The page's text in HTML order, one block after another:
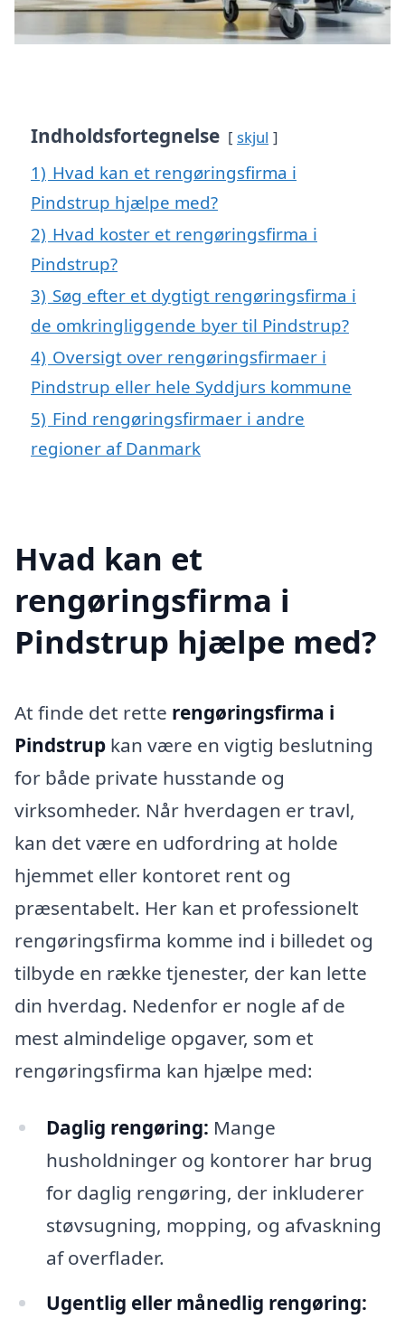
Indholdsfortegnelse skjul
1) Hvad kan et rengøringsfirma i
Pindstrup hjælpe med?
2) Hvad koster et rengøringsfirma i
Pindstrup?
3) Søg efter et dygtigt rengøringsfirma i
de omkringliggende byer til Pindstrup?
4) Oversigt over rengøringsfirmaer i
Pindstrup eller hele Syddjurs kommune
5) Find rengøringsfirmaer i andre
regioner af Danmark
Hvad kan et
rengøringsfirma i
Pindstrup hjælpe med?
At finde det rette rengøringsfirma i
Pindstrup kan være en vigtig beslutning
for både private husstande og
virksomheder. Når hverdagen er travl,
kan det være en udfordring at holde
hjemmet eller kontoret rent og
præsentabelt. Her kan et professionelt
rengøringsfirma komme ind i billedet og
tilbyde en række tjenester, der kan lette
din hverdag. Nedenfor er nogle af de
mest almindelige opgaver, som et
rengøringsfirma kan hjælpe med:
Daglig rengøring: Mange
husholdninger og kontorer har brug
for daglig rengøring, der inkluderer
støvsugning, mopping, og afvaskning
af overflader.
Ugentlig eller månedlig rengøring: